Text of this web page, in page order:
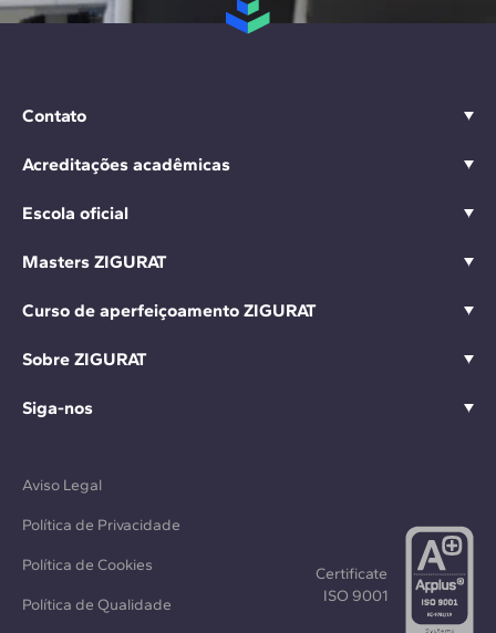
Contato
Acreditações acadêmicas
Escola oficial
Masters ZIGURAT
Curso de aperfeiçoamento ZIGURAT
Sobre ZIGURAT
Siga-nos
Aviso Legal
Política de Privacidade
Política de Cookies
Política de Qualidade
Certificate
ISO 9001